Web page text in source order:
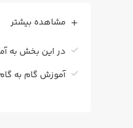
مشاهده بیشتر
در این بخش به
آموزش گام به